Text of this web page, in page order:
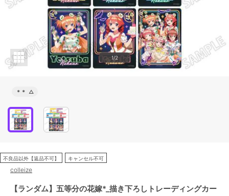
1/2
＊＊ △
不良品以外【返品不可】 キャンセル不可
colleize
【ランダム】五等分の花嫁*_描き下ろしトレーディングカー